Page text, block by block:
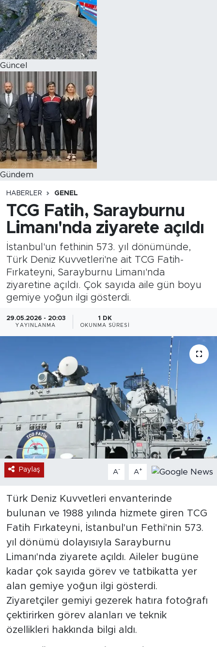
Güncel
Gündem
HABERLER GENEL
TCG Fatih, Sarayburnu
Limanı'nda ziyarete açıldı
İstanbul'un fethinin 573. yıl dönümünde,
Türk Deniz Kuvvetleri'ne ait TCG Fatih-
Fırkateyni, Sarayburnu Limanı'nda
ziyaretine açıldı. Çok sayıda aile gün boyu
gemiye yoğun ilgi gösterdi.
29.05.2026 - 20:03
YAYINLANMA
1 DK
OKUNMA SÜRESI
Paylaş A- A+
Türk Deniz Kuvvetleri envanterinde
bulunan ve 1988 yılında hizmete giren TCG
Fatih Fırkateyni, İstanbul'un Fethi'nin 573.
yıl dönümü dolayısıyla Sarayburnu
Limanı'nda ziyarete açıldı. Aileler bugüne
kadar çok sayıda görev ve tatbikatta yer
alan gemiye yoğun ilgi gösterdi.
Ziyaretçiler gemiyi gezerek hatıra fotoğrafı
çektirirken görev alanları ve teknik
özellikleri hakkında bilgi aldı.
Magazin
Özel Haber
Politika
Resmi İlanlar
Sağlık
Spor
Turizm